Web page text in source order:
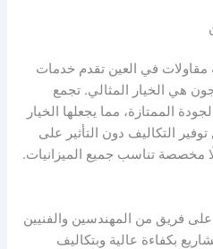
في العين تقدم خدمات
هي الخيار المثالي. تجمع
الممتازة، مما يجعلها الخيار
التكاليف دون التأثير على
مخصصة تناسب جميع الميزانيات.
فريق من المهندسين والفنيين
بكفاءة عالية وبتكاليف